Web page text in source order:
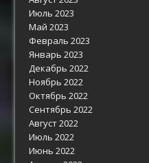
Июль 2023
Май 2023
Февраль 2023
Январь 2023
Декабрь 2022
Ноябрь 2022
Октябрь 2022
Сентябрь 2022
Август 2022
Июль 2022
Июнь 2022